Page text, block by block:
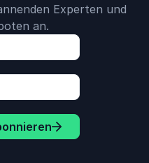
Experten und
an.